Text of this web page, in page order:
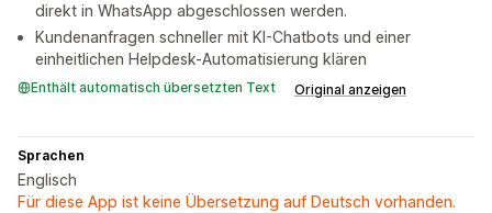
direkt in WhatsApp abgeschlossen werden.
Kundenanfragen schneller mit KI-Chatbots und einer
einheitlichen Helpdesk-Automatisierung klären
Enthält automatisch übersetzten Text Original anzeigen
Sprachen
Englisch
Für diese App ist keine Übersetzung auf Deutsch vorhanden.